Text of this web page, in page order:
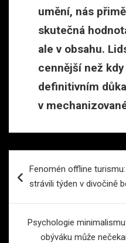
umění, nás
skutečná
ale v obsahu.
cennější než
definitivním
v
proFenomén offline
strávili týden v divočině
Psychologie
obýváku může